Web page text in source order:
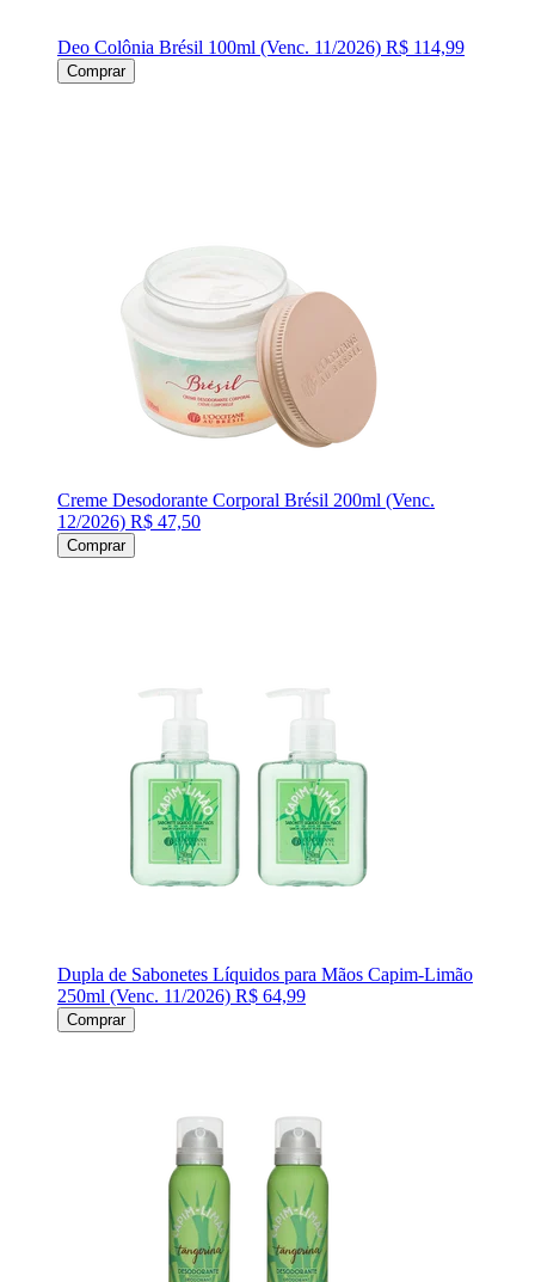
Deo Colônia Brésil 100ml (Venc. 11/2026) R$ 114,99
Comprar
Creme Desodorante Corporal Brésil 200ml (Venc.
12/2026) R$ 47,50
Comprar
Dupla de Sabonetes Líquidos para Mãos Capim-Limão
250ml (Venc. 11/2026) R$ 64,99
Comprar